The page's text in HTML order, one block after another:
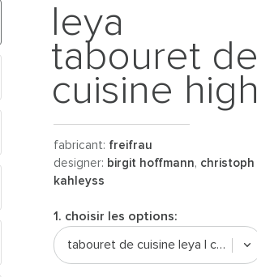
leya
tabouret de
cuisine high
fabricant: freifrau
designer: birgit hoffmann, christoph
kahleyss
1. choisir les options:
tabouret de cuisine leya | cuir orient